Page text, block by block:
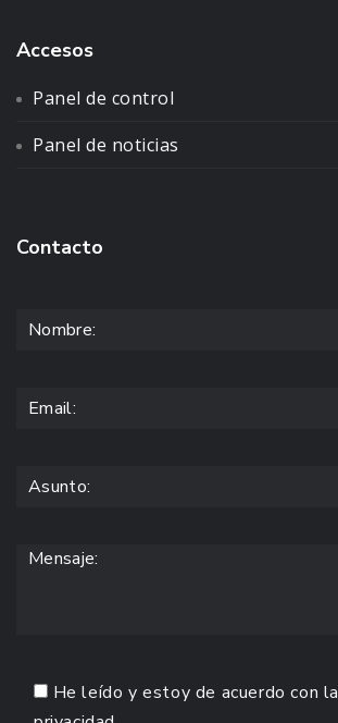
Accesos
Panel de control
Panel de noticias
Contacto
He leído y estoy de acuerdo con la